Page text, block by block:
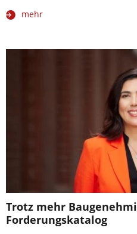
mehr
Trotz mehr
Forderungskatalog